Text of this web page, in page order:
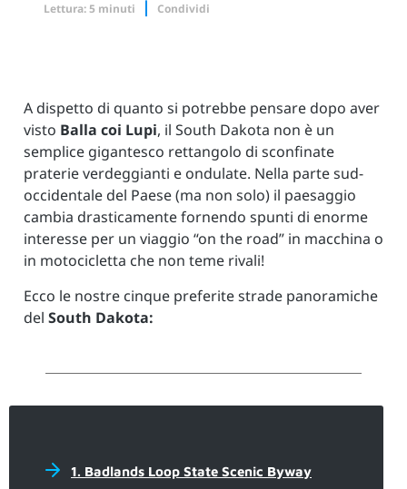
Lettura: 5 minuti
Condividi
A dispetto di quanto si potrebbe pensare dopo aver
visto Balla coi Lupi, il South Dakota non è un
semplice gigantesco rettangolo di sconfinate
praterie verdeggianti e ondulate. Nella parte sud-
occidentale del Paese (ma non solo) il paesaggio
cambia drasticamente fornendo spunti di enorme
interesse per un viaggio “on the road” in macchina o
in motocicletta che non teme rivali!
Ecco le nostre cinque preferite strade panoramiche
del South Dakota:
1. Badlands Loop State Scenic Byway